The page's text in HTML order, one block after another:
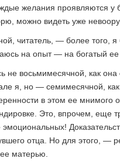
желания проявляются
можно видеть уже
читатель, — более того,
на опыт — на богатый
не восьмимесячной, как
я, но — семимесячной,
в этом ее мнимого
Это, впрочем, еще
эмоциональных!
отца. Но для этого, —
матерью.